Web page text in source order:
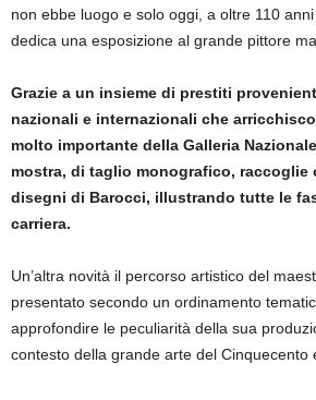
non ebbe luogo e solo oggi, a oltre 110
dedica una esposizione al grande pittore
Grazie a un insieme di prestiti
nazionali e internazionali che
molto importante della Galleria
mostra, di taglio monografico, raccoglie
disegni di Barocci, illustrando tutte le
carriera.
Un’altra novità il percorso artistico del
presentato secondo un ordinamento
approfondire le peculiarità della sua
contesto della grande arte del Cinquecento